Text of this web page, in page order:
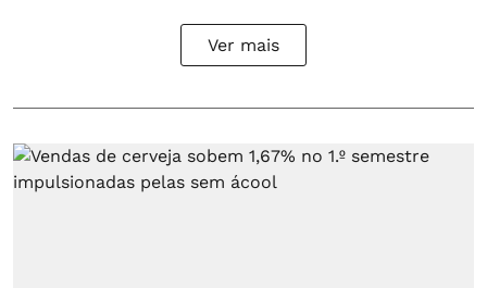
Ver mais